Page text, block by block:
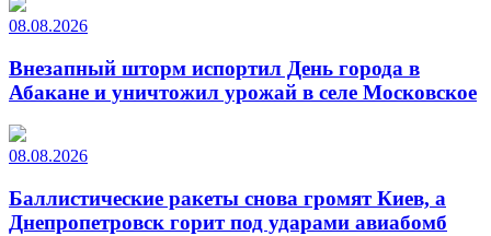
08.08.2026
Внезапный шторм испортил День города в
Абакане и уничтожил урожай в селе Московское
08.08.2026
Баллистические ракеты снова громят Киев, а
Днепропетровск горит под ударами авиабомб